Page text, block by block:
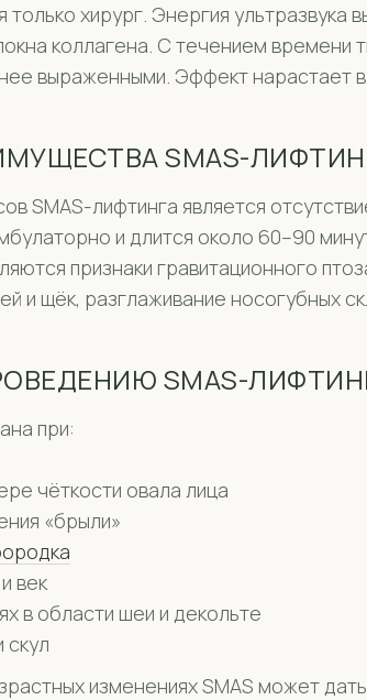
хирург. Энергия ультразвука
коллагена. С течением времени
выраженными. Эффект нарастает
SMAS-
SMAS-лифтинга является
и длится около 60–90
признаки гравитационного
и щёк, разглаживание носогубных
SMAS-
при:
чёткости овала лица
«брыли»
век
в области шеи и декольте
изменениях SMAS может